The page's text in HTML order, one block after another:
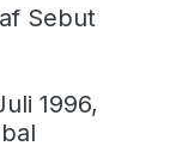
Sebut
1996,